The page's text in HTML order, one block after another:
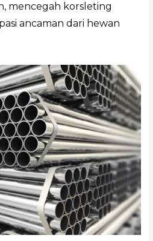
mencegah korsleting
ancaman dari hewan